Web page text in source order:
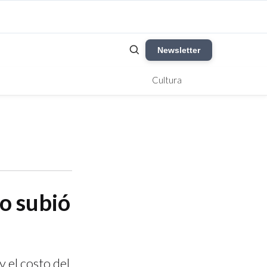
Newsletter
Cultura
subió
el costo del